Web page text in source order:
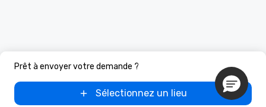
Prêt à envoyer votre demande ?
Sélectionnez un lieu